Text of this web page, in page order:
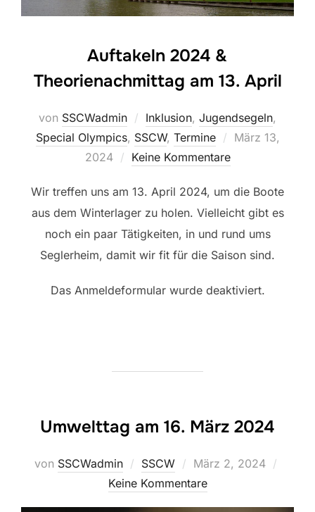
Auftakeln 2024 &
Theorienachmittag am 13. April
von SSCWadmin Inklusion, Jugendsegeln,
Special Olympics, SSCW, Termine
Veröffentlicht
März 13,
2024
Keine Kommentare
Wir treffen uns am 13. April 2024, um die Boote
aus dem Winterlager zu holen. Vielleicht gibt es
noch ein paar Tätigkeiten, in und rund ums
Seglerheim, damit wir fit für die Saison sind.
Das Anmeldeformular wurde deaktiviert.
Umwelttag am 16. März 2024
von SSCWadmin SSCW
Veröffentlicht
am
März 2, 2024
Keine Kommentare